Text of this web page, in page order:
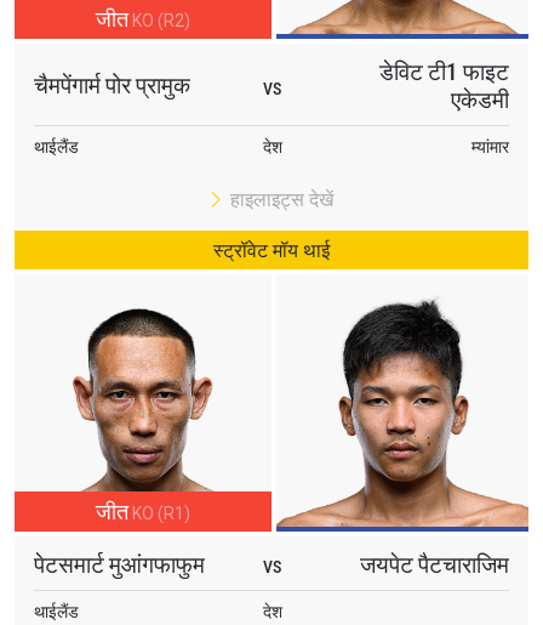
जीत KO (R2)
चैमपेंगार्म पोर प्रामुक VS
डेविट टी1 फाइट
एकेडमी
थाईलैंड देश म्यांमार
हाइलाइट्स देखें
स्ट्रॉवेट मॉय थाई
जीत KO (R1)
पेटसमार्ट मुआंगफाफुम VS जयपेट पैटचाराजिम
थाईलैंड देश
प्रतिद्वंद्वी
इवेंट
हाइलाइट्स देखें
सदस्यता लें
By submitting this form, you are agreeing to our
collection, use and disclosure of your information
under ourPrivacy Policy
. You may unsubscribe from
these communications at any time.